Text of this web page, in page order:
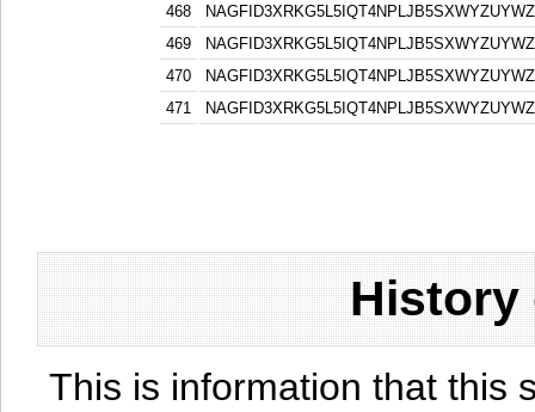
468
469
470
471
History
This is information that this